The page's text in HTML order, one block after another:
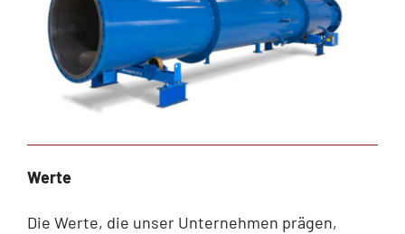
Werte
Die Werte, die unser Unternehmen prägen,